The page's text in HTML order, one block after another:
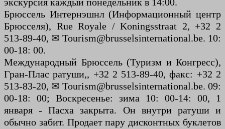
Брюссель Интернэшнл (Информационный центр
Брюсселя), Rue Royale / Koningsstraat 2, +32 2
513-89-40, ✉ Tourism@brusselsinternational.be. 10:
00-18: 00.
Международный Брюссель (Туризм и Конгресс),
Гран-Плас ратуши,, +32 2 513-89-40, факс: +32 2
513-83-20, ✉ Tourism@brusselsinternational.be. 09:
00-18: 00; Воскресенье: зима 10: 00-14: 00, 1
января - Пасха закрыта. Он внутри ратуши и
обычно забит. Продает пару дисконтных буклетов